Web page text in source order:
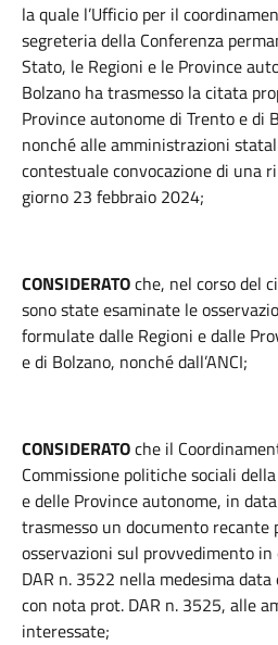
la quale l’Ufficio per il
segreteria della Conferenza
Stato, le Regioni e le Province
Bolzano ha trasmesso la citata
Province autonome di Trento e di
nonché alle amministrazioni
contestuale convocazione di una
giorno 23 febbraio 2024;
CONSIDERATOche, nel corso del
sono state esaminate le
formulate dalle Regioni e dalle
e di Bolzano, nonché dall’ANCI;
CONSIDERATOche il
Commissione politiche sociali
e delle Province autonome, in
trasmesso un documento recante
osservazioni sul provvedimento
DAR n. 3522 nella medesima
con nota prot. DAR n. 3525, alle
interessate;